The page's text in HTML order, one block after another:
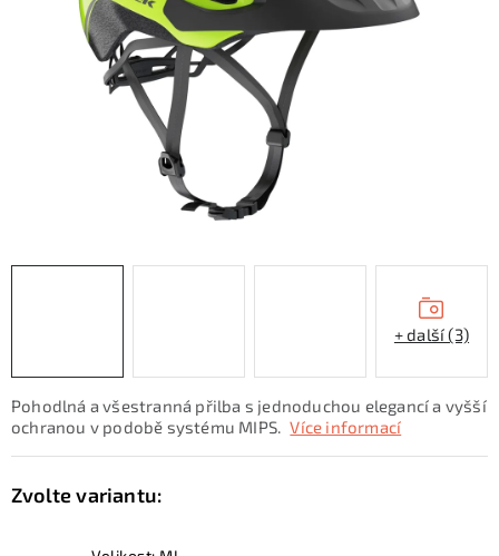
TIPY NA DÁRKY
CYKLO Servis
Pohodlná a všestranná přilba s jednoduchou elegancí a vyšší
ochranou v podobě systému MIPS. Více informací
+ další (3)